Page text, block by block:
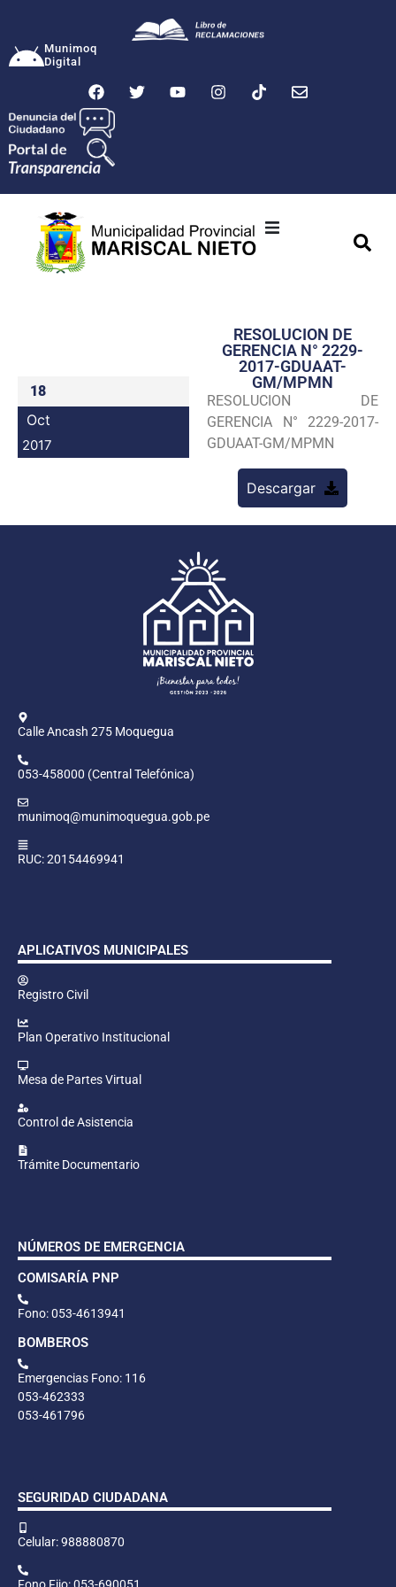
Munimoq
Digital
Transparencia
Seguridad
Programas
18
Oct
2017
RESOLUCION DE
GERENCIA N° 2229-
2017-GDUAAT-
GM/MPMN
RESOLUCION DE
GERENCIA N° 2229-2017-
GDUAAT-GM/MPMN
Descargar
Calle Ancash 275 Moquegua
053-458000 (Central Telefónica)
munimoq@munimoquegua.gob.pe
RUC: 20154469941
APLICATIVOS MUNICIPALES
Registro Civil
Plan Operativo Institucional
Mesa de Partes Virtual
Control de Asistencia
Trámite Documentario
NÚMEROS DE EMERGENCIA
COMISARÍA PNP
Fono: 053-4613941
BOMBEROS
Emergencias Fono: 116
053-462333
053-461796
SEGURIDAD CIUDADANA
Celular: 988880870
Fono Fijo: 053-690051